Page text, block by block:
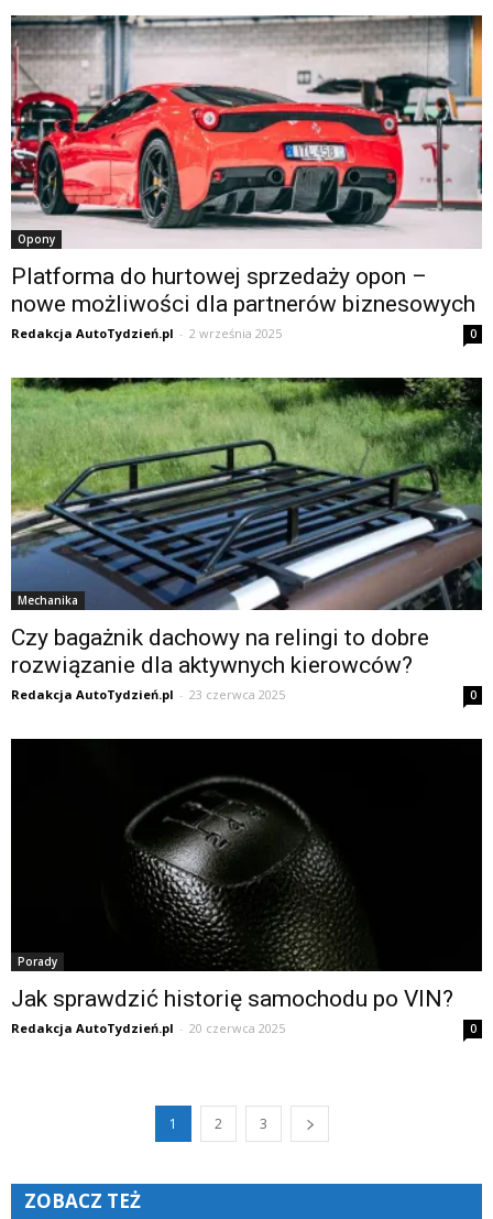
Opony
Platforma do hurtowej sprzedaży opon –
nowe możliwości dla partnerów biznesowych
Redakcja AutoTydzień.pl - 2 września 2025 0
Mechanika
Czy bagażnik dachowy na relingi to dobre
rozwiązanie dla aktywnych kierowców?
Redakcja AutoTydzień.pl - 23 czerwca 2025 0
Porady
Jak sprawdzić historię samochodu po VIN?
Redakcja AutoTydzień.pl - 20 czerwca 2025 0
1 2 3
ZOBACZ TEŻ